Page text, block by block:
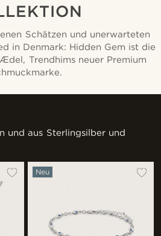
Schätzen und unerwarteten
in Denmark: Hidden Gem ist die
Trendhims neuer Premium
und aus Sterlingsilber und
Neu